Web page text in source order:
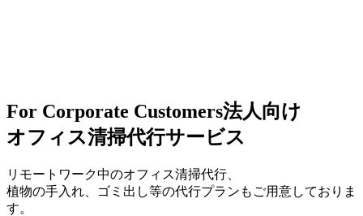
For Corporate Customers法人向け
オフィス清掃代行サービス
リモートワーク中のオフィス清掃代行、
植物の手入れ、ゴミ出し等の代行プランもご用意しておりま
す。